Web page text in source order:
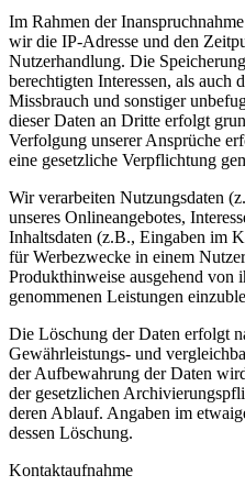
Im Rahmen der
wir die IP-Adresse und den
Nutzerhandlung. Die
berechtigten Interessen, als auch
Missbrauch und sonstiger
dieser Daten an Dritte erfolgt
Verfolgung unserer Ansprüche
eine gesetzliche Verpflichtung
Wir verarbeiten Nutzungsdaten
unseres Onlineangebotes,
Inhaltsdaten (z.B., Eingaben im
für Werbezwecke in einem
Produkthinweise ausgehend von
genommenen Leistungen
Die Löschung der Daten erfolgt
Gewährleistungs- und
der Aufbewahrung der Daten
der gesetzlichen
deren Ablauf. Angaben im
dessen Löschung.
Kontaktaufnahme